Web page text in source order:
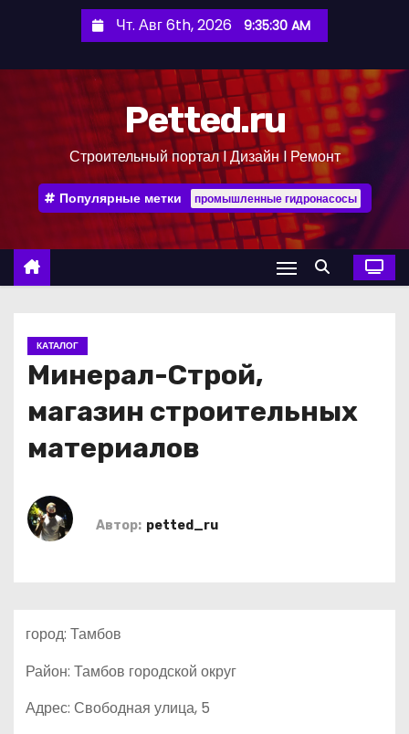
е
Чт. Авг 6th, 2026 9:35:31 AM
Petted.ru
Строительный портал l Дизайн l Ремонт
Популярные метки промышленные гидронасосы
КАТАЛОГ
Минерал-Строй,
магазин строительных
материалов
Автор: petted_ru
город: Тамбов
Район: Тамбов городской округ
Адрес: Свободная улица, 5